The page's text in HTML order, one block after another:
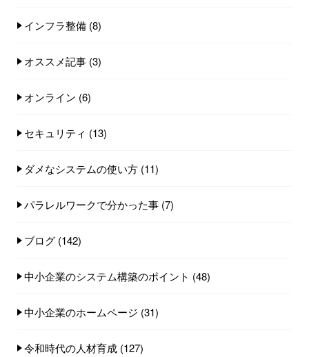
インフラ整備 (8)
オススメ記事 (3)
オンライン (6)
セキュリティ (13)
ダメなシステムの使い方 (11)
パラレルワークで分かった事 (7)
ブログ (142)
中小企業のシステム構築のポイント (48)
中小企業のホームページ (31)
令和時代の人材育成 (127)